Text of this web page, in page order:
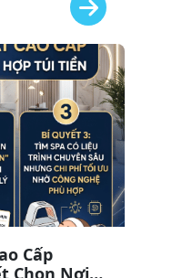
Cấp
Chọn Nơi